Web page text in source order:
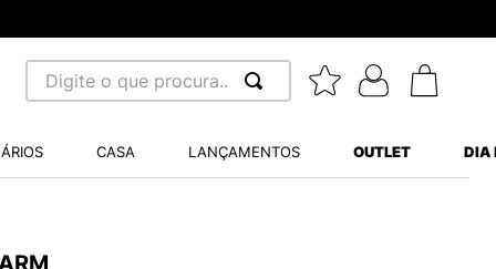
Digite o que procura...
CASA LANÇAMENTOS OUTLET DIA
BALANCE 530